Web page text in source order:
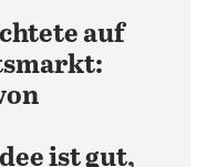
auf
ist gut,